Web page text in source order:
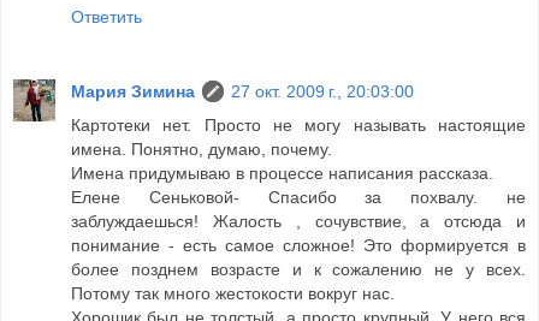
Ответить
Мария Зимина
27 окт. 2009 г., 20:03:00
Картотеки нет. Просто не могу называть настоящие
имена. Понятно, думаю, почему.
Имена придумываю в процессе написания рассказа.
Елене Сеньковой- Спасибо за похвалу. не
заблуждаешься! Жалость , сочувствие, а отсюда и
понимание - есть самое сложное! Это формируется в
более позднем возрасте и к сожалению не у всех.
Потому так много жестокости вокруг нас.
Хорошик был не толстый, а просто крупный. У него вся